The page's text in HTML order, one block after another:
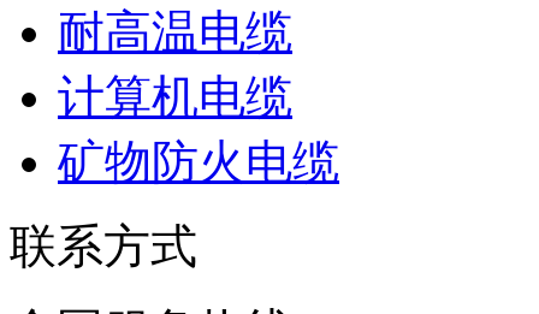
耐高温电缆
计算机电缆
矿物防火电缆
联系方式